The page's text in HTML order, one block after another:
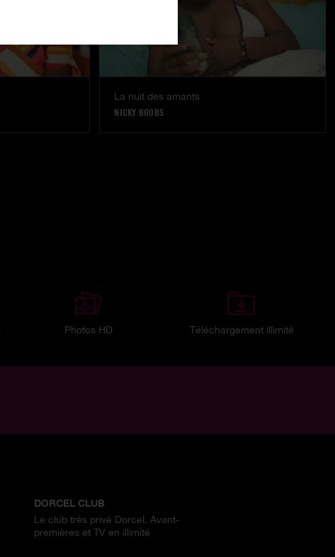
La nuit des amants
NICKY BOOBS
Photos HD Téléchargement illimité
DORCEL CLUB
Le club très privé Dorcel. Avant-
premières et TV en illimité